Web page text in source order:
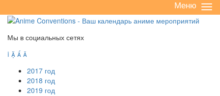
/
Меню
Мы в социальных сетях
   
2017 год
2018 год
2019 год